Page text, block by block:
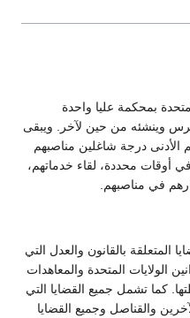
بمحكمة عليا واحدة
وينشئه من حين لآخر. ويبقى
الأدنى درجة شاغلين مناصبهم
أوقات محددة، لقاء خدماتهم،
في مناصبهم.
المتعلقة بالقانون والعدل التي
الولايات المتحدة والمعاهدات
كما تشمل جميع القضايا التي
والقناصل وجميع القضايا